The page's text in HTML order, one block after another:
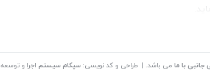
جانبی با ما می باشد. | طراحی و کد نویسی:سپکام سیستم اجرا و توسعه